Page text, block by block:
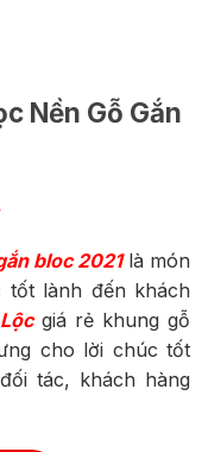
Nền Gỗ Gắn
Giá
hiện
tại
là:
410.000 ₫.
bloc 2021là món
tốt lành đến khách
giá rẻ khung gỗ
cho lời chúc tốt
tác, khách hàng